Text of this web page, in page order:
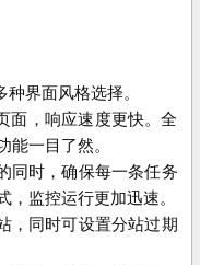
界面风格选择。
面，响应速度更快。全
能一目了然。
同时，确保每一条任务
监控运行更加迅速。
，同时可设置分站过期